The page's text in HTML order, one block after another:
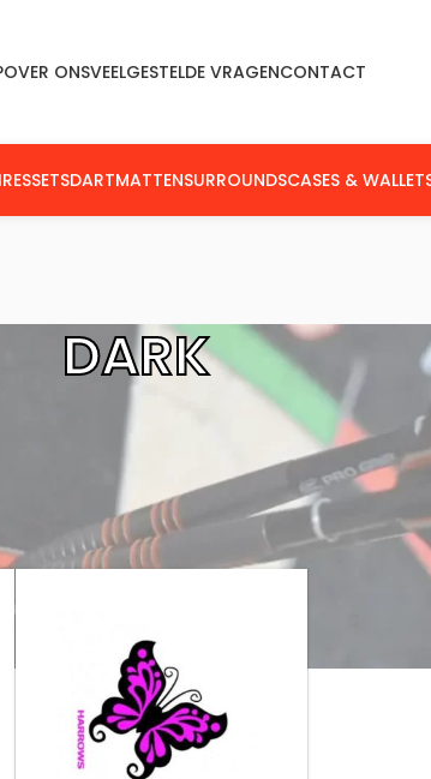
OVER ONSVEELGESTELDE VRAGENCONTACT
SETSDARTMATTENSURROUNDSCASES &
DARK